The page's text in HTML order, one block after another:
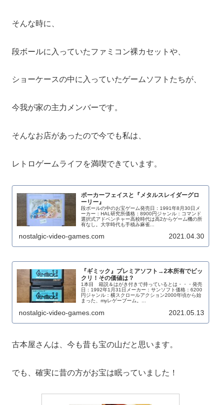
そんな時に、
段ボールに入っていたファミコン裸カセットや、
ショーケースの中に入っていたゲームソフトたちが、
今我が家の主力メンバーです。
そんなお店があったので今でも私は、
レトロゲームライフを満喫できています。
ポーカーフェイスと『メタルスレイダーグロ
ーリー』
段ボールの中のお宝ゲーム発売日：1991年8月30日メ
ーカー：HAL研究所価格：8900円ジャンル：コマンド
選択式アドベンチャー高校時代は高2からゲーム機の所
有なし。大学時代も手積み麻雀...
nostalgic-video-games.com 2021.04.30
『ギミック』プレミアソフト→2本所有でビッ
クリ！その価値は？
1本目 箱説＆はがき付きで持っているとは・・・発売
日：1992年1月31日メーカー：サンソフト価格：6200
円ジャンル：横スクロールアクション2000年頃から始
まった、myレゲーブーム。...
nostalgic-video-games.com 2021.05.13
古本屋さんは、今も昔も宝の山だと思います。
でも、確実に昔の方がお宝は眠っていました！